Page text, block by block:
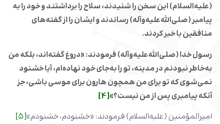
(علیه‌السلام) این سخن را شنیدند، سلاح را برداشتند و خود را به
پیامبر (صلی‌الله‌علیه‌وآله) رساندند و ایشان را از گفته‌های
منافقین با خبر کردند.
رسول خدا (صلی‌الله‌علیه‌وآله) فرمودند: «دروغ گفته‌اند، بلکه من
به‌خاطر نبودنم در مدینه، تو را به‌جای خود نهاده‌ام، آیا خشنود
نمی‌شوی که تو برای من همچون هارون برای موسی باشی، جز
آنکه پیامبری پس از من نیست؟»[4]
امیرالمؤمنین (علیه‌السلام) فرمودند: «خشنودم، خشنودم»[5]